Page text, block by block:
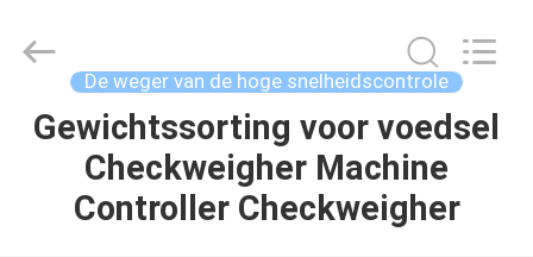
THUIS
PRODUCTEN
Reserved.
De weger van de hoge snelheidscontrole
Gewichtssorting voor voedsel
Checkweigher Machine
Controller Checkweigher